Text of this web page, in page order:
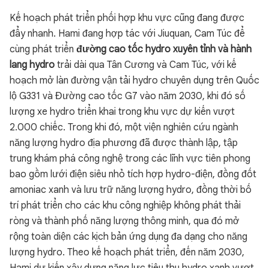
Kế hoạch phát triển phối hợp khu vực cũng đang được
đẩy nhanh. Hami đang hợp tác với Jiuquan, Cam Túc để
cùng phát triển đường cao tốc hydro xuyên tỉnh và hành
lang hydro trải dài qua Tân Cương và Cam Túc, với kế
hoạch mở làn đường vận tải hydro chuyên dụng trên Quốc
lộ G331 và Đường cao tốc G7 vào năm 2030, khi đó số
lượng xe hydro triển khai trong khu vực dự kiến vượt
2.000 chiếc. Trong khi đó, một viện nghiên cứu ngành
năng lượng hydro địa phương đã được thành lập, tập
trung khám phá công nghệ trong các lĩnh vực tiên phong
bao gồm lưới điện siêu nhỏ tích hợp hydro-điện, đồng đốt
amoniac xanh và lưu trữ năng lượng hydro, đồng thời bố
trí phát triển cho các khu công nghiệp không phát thải
ròng và thành phố năng lượng thông minh, qua đó mở
rộng toàn diện các kịch bản ứng dụng đa dạng cho năng
lượng hydro. Theo kế hoạch phát triển, đến năm 2030,